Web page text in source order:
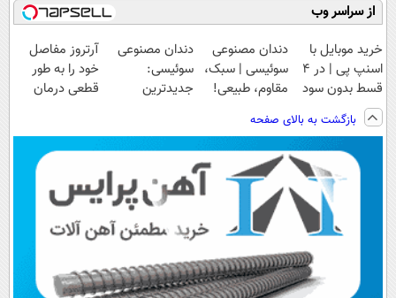
از سراسر وب
خرید موبایل با
اسنپ پی | در ۴
قسط بدون سود
و کارمزد!
دندان مصنوعی
سوئیسی | سبک،
مقاوم، طبیعی!
رایگان+پرداخت
اقساطی😍
دندان مصنوعی
سوئیسی:
جدیدترین
پرداخت قسطی
آرتروز مفاصل
خود را به طور
قطعی درمان
بازگشت به بالای صفحه